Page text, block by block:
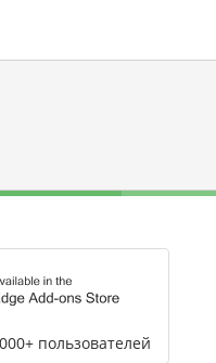
пользователей